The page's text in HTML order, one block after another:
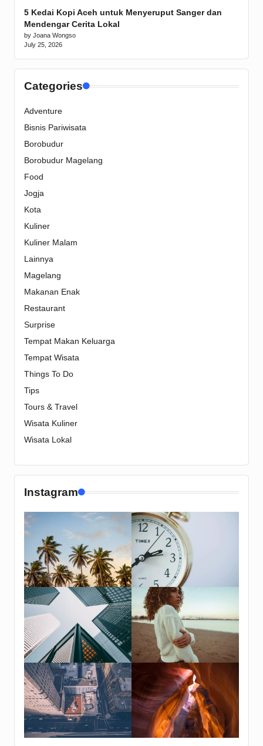
5 Kedai Kopi Aceh untuk Menyeruput Sanger dan
Mendengar Cerita Lokal
by Joana Wongso
July 25, 2026
Categories
Adventure
Bisnis Pariwisata
Borobudur
Borobudur Magelang
Food
Jogja
Kota
Kuliner
Kuliner Malam
Lainnya
Magelang
Makanan Enak
Restaurant
Surprise
Tempat Makan Keluarga
Tempat Wisata
Things To Do
Tips
Tours & Travel
Wisata Kuliner
Wisata Lokal
Instagram